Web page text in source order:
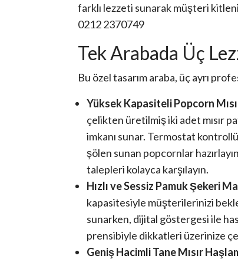
farklı lezzeti sunarak müşteri
0212 2370749
Tek Arabada Üç
Bu özel tasarım araba, üç ayrı
Yüksek Kapasiteli Popcorn
çelikten üretilmiş iki adet mısır
imkanı sunar. Termostat
şölen sunan popcornlar
talepleri kolayca karşılayın.
Hızlı ve Sessiz Pamuk Şekeri
kapasitesiyle müşterilerinizi
sunarken, dijital göstergesi ile
prensibiyle dikkatleri üzerinize
Geniş Hacimli Tane Mısır